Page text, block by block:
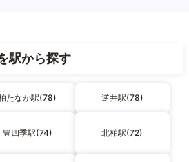
駅から探す
たなか駅(78) 逆井駅(78)
豊四季駅(74) 北柏駅(72)